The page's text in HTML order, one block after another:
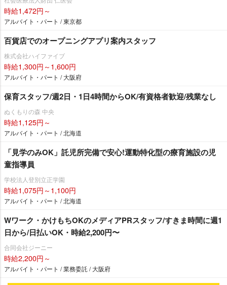
時給1,472円～
アルバイト・パート / 東京都
百貨店でのオープニングアプリ案内スタッフ
株式会社ハイファイブ
時給1,300円～1,600円
アルバイト・パート / 大阪府
保育スタッフ/週2日・1日4時間からOK/有資格者歓迎/残業なし
ぬくもりの森 中央
時給1,125円～
アルバイト・パート / 北海道
「見学のみOK」託児所完備で安心!運動特化型の療育施設の児
童指導員
学校法人登別立正学園
時給1,075円～1,100円
アルバイト・パート / 北海道
Wワーク・かけもちOKのメディアPRスタッフ/すきま時間に週1
日から/日払いOK・時給2,200円〜
合同会社ジーニー
時給2,200円～
アルバイト・パート / 業務委託 / 大阪府